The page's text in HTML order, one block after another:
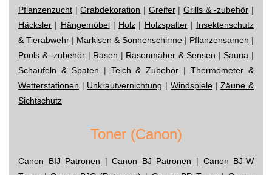
Pflanzenzucht |Grabdekoration | Greifer|Grills & -zubehör |
Häcksler | Hängemöbel| Holz | Holzspalter| Insektenschutz
& Tierabwehr | Markisen & Sonnenschirme | Pflanzensamen |
Pools & -zubehör | Rasen | Rasenmäher & Sensen |Sauna |
Schaufeln & Spaten | Teich & Zubehör |Thermometer &
Wetterstationen | Unkrautvernichtung | Windspiele|Zäune &
Sichtschutz
Toner (Canon)
Canon BIJ Patronen |Canon BJ Patronen | Canon BJ-W